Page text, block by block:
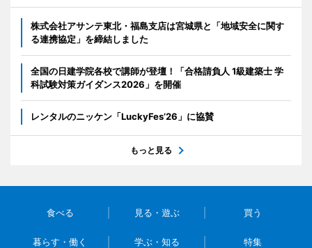
株式会社アサンテ東北・福島支店は宮城県と「地域安全に関す
る連携協定」を締結しました
全国の日建学院各校で講師が登壇！「合格請負人 1級建築士 学
科試験対策ガイダンス2026」を開催
レンタルのニッケン「LuckyFes’26」に協賛
もっと見る
食べる 見る・遊ぶ 買う
暮らす・働く 学ぶ・知る 特集